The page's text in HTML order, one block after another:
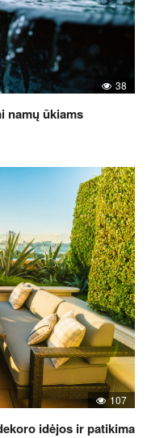
38
namų ūkiams
107
idėjos ir patikima